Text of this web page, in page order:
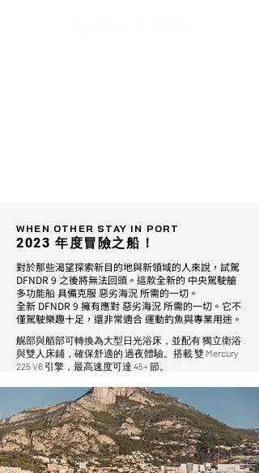
WHEN OTHER STAY IN PORT
2023 年度冒險之船！
對於那些渴望探索新目的地與新領域的人來說，試駕
DFNDR 9 之後將無法回頭。這款全新的 中央駕駛艙
多功能船 具備克服 惡劣海況 所需的一切。
全新 DFNDR 9 擁有應對 惡劣海況 所需的一切。它不
僅駕駛樂趣十足，還非常適合 運動釣魚與專業用途。
艉部與艏部可轉換為大型日光浴床，並配有 獨立衛浴
與雙人床鋪，確保舒適的 過夜體驗。搭載 雙 Mercury
225 V6 引擎，最高速度可達 45+ 節。